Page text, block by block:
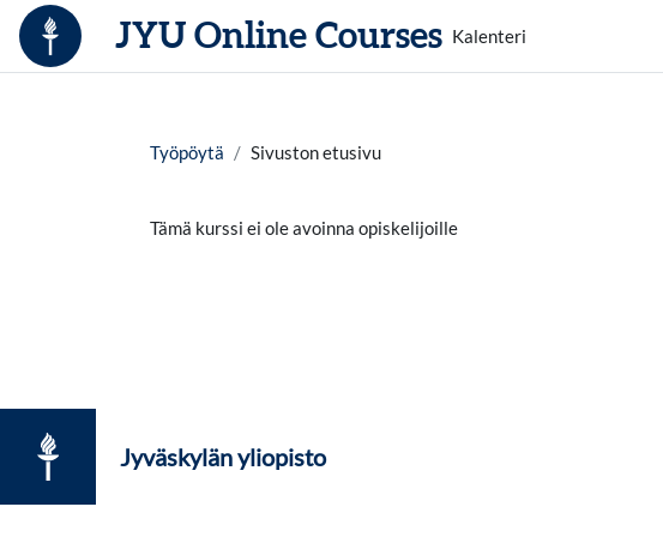
Siirry pääsisältöön
JYU Online Courses Kalenteri
Työpöytä Sivuston etusivu
Tämä kurssi ei ole avoinna opiskelijoille
Jyväskylän yliopisto